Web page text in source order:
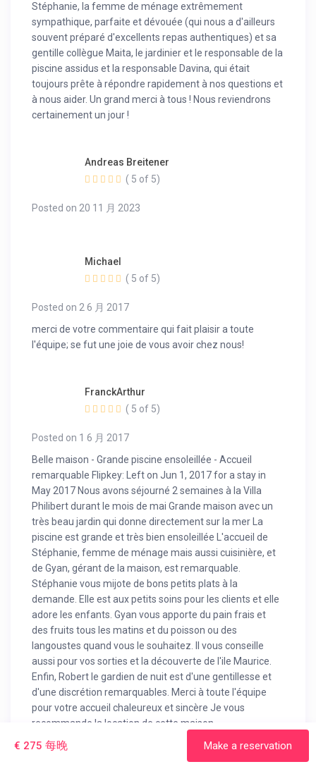
Stéphanie, la femme de ménage extrêmement
sympathique, parfaite et dévouée (qui nous a d'ailleurs
souvent préparé d'excellents repas authentiques) et sa
gentille collègue Maita, le jardinier et le responsable de la
piscine assidus et la responsable Davina, qui était
toujours prête à répondre rapidement à nos questions et
à nous aider. Un grand merci à tous ! Nous reviendrons
certainement un jour !
Andreas Breitener
Posted on 20 11 月 2023
( 5 of 5)
Michael
Posted on 2 6 月 2017
( 5 of 5)
merci de votre commentaire qui fait plaisir a toute
l'équipe; se fut une joie de vous avoir chez nous!
FranckArthur
Posted on 1 6 月 2017
( 5 of 5)
Belle maison - Grande piscine ensoleillée - Accueil
remarquable Flipkey: Left on Jun 1, 2017 for a stay in
May 2017 Nous avons séjourné 2 semaines à la Villa
Philibert durant le mois de mai Grande maison avec un
très beau jardin qui donne directement sur la mer La
piscine est grande et très bien ensoleillée L'accueil de
Stéphanie, femme de ménage mais aussi cuisinière, et
de Gyan, gérant de la maison, est remarquable.
Stéphanie vous mijote de bons petits plats à la
demande. Elle est aux petits soins pour les clients et elle
adore les enfants. Gyan vous apporte du pain frais et
des fruits tous les matins et du poisson ou des
langoustes quand vous le souhaitez. Il vous conseille
aussi pour vos sorties et la découverte de l'ile Maurice.
Enfin, Robert le gardien de nuit est d'une gentillesse et
d'une discrétion remarquables. Merci à toute l'équipe
pour votre accueil chaleureux et sincère Je vous
recommande la location de cette maison
€ 275 每晚 Make a reservation